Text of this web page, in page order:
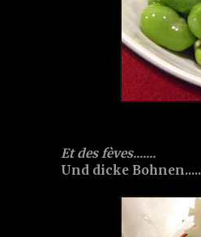
Et des fèves.......
Und dicke